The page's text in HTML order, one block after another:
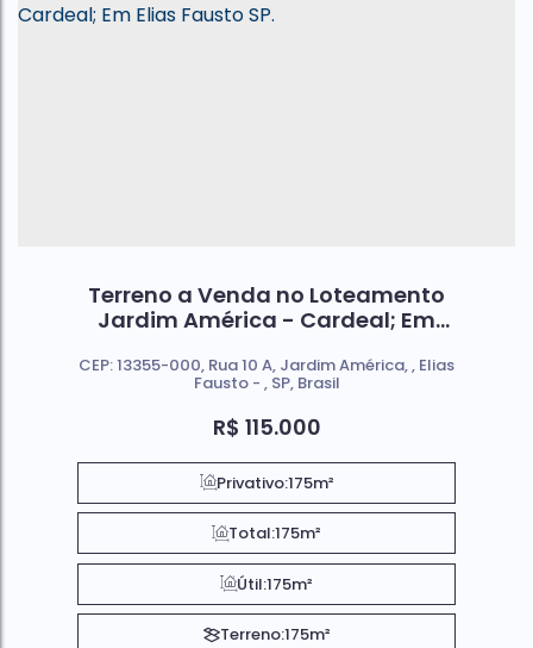
Terreno a Venda no Loteamento
Jardim América - Cardeal; Em
R$ 115.000
CEP: 13355-000, Rua 10 A, Jardim América , Elias
Fausto , SP, Brasil
Privativo:175m²
Total:175m²
Útil:175m²
Terreno:175m²